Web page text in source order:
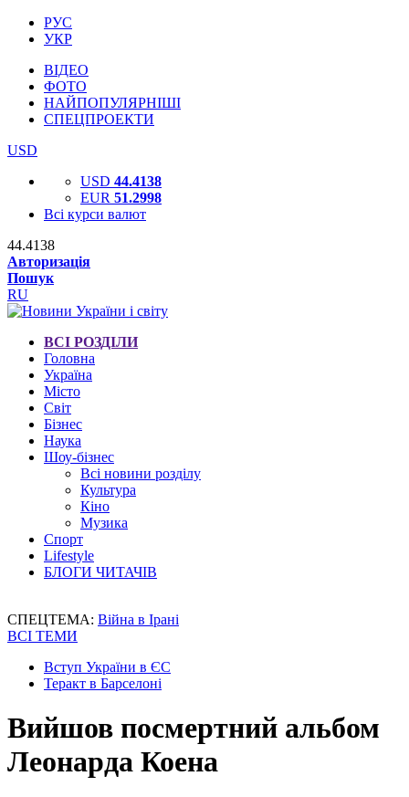
РУС
УКР
ВІДЕО
ФОТО
НАЙПОПУЛЯРНІШІ
СПЕЦПРОЕКТИ
USD
USD 44.4138
EUR 51.2998
Всі курси валют
44.4138
Авторизація
Пошук
RU
ВСІ РОЗДІЛИ
Головна
Україна
Місто
Світ
Бізнес
Наука
Шоу-бізнес
Всі новини розділу
Культура
Кіно
Музика
Спорт
Lifestyle
БЛОГИ ЧИТАЧІВ
СПЕЦТЕМА: Війна в Ірані
ВСІ ТЕМИ
Вступ України в ЄС
Теракт в Барселоні
Вийшов посмертний альбом
Леонарда Коена